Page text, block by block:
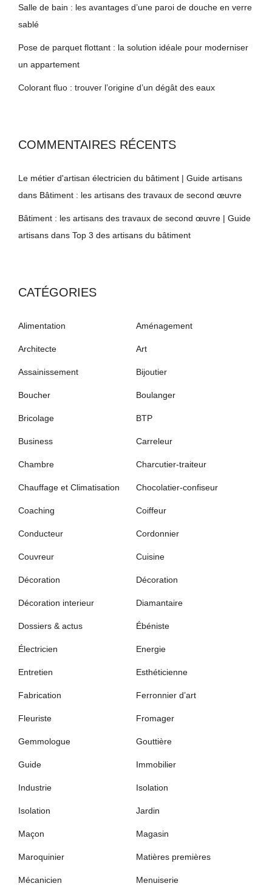
Salle de bain : les avantages d’une paroi de douche en verre
sablé
Pose de parquet flottant : la solution idéale pour moderniser
un appartement
Colorant fluo : trouver l’origine d’un dégât des eaux
COMMENTAIRES RÉCENTS
Le métier d'artisan électricien du bâtiment | Guide artisans
dans Bâtiment : les artisans des travaux de second œuvre
Bâtiment : les artisans des travaux de second œuvre | Guide
artisans dans Top 3 des artisans du bâtiment
CATÉGORIES
Alimentation Aménagement
Architecte Art
Assainissement Bijoutier
Boucher Boulanger
Bricolage BTP
Business Carreleur
Chambre Charcutier-traiteur
Chauffage et Climatisation Chocolatier-confiseur
Coaching Coiffeur
Conducteur Cordonnier
Couvreur Cuisine
Décoration Décoration
Décoration interieur Diamantaire
Dossiers & actus Ébéniste
Électricien Energie
Entretien Esthéticienne
Fabrication Ferronnier d’art
Fleuriste Fromager
Gemmologue Gouttière
Guide Immobilier
Industrie Isolation
Isolation Jardin
Maçon Magasin
Maroquinier Matières premières
Mécanicien Menuiserie